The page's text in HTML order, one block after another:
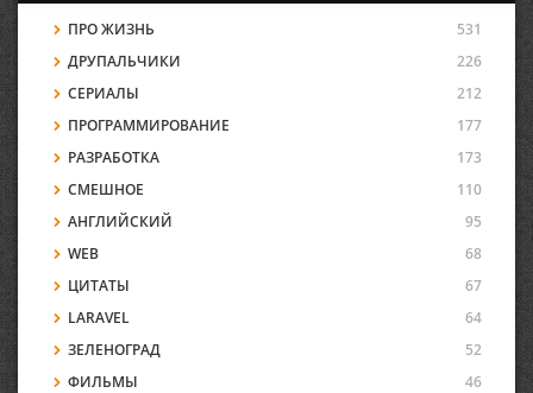
ПРО ЖИЗНЬ
531
ДРУПАЛЬЧИКИ
226
СЕРИАЛЫ
212
ПРОГРАММИРОВАНИЕ
177
РАЗРАБОТКА
173
СМЕШНОЕ
110
АНГЛИЙСКИЙ
95
WEB
68
ЦИТАТЫ
67
LARAVEL
64
ЗЕЛЕНОГРАД
52
ФИЛЬМЫ
46